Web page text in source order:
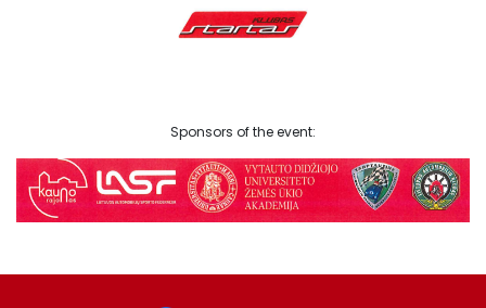
Sponsors of the event: